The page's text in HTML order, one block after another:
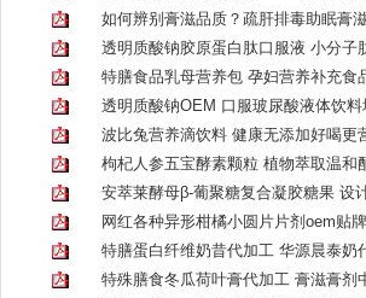
如何辨别膏滋品质？疏肝排毒助眠膏
透明质酸钠胶原蛋白肽口服液 小分子
特膳食品乳母营养包 孕妇营养补充食
透明质酸钠OEM 口服玻尿酸液体饮
波比兔营养滴饮料 健康无添加好喝更
枸杞人参五宝酵素颗粒 植物萃取温和
安萃莱酵母β-葡聚糖复合凝胶糖果 设
网红各种异形柑橘小圆片片剂oem贴
特膳蛋白纤维奶昔代加工 华源晨泰奶
特殊膳食冬瓜荷叶膏代加工 膏滋膏剂